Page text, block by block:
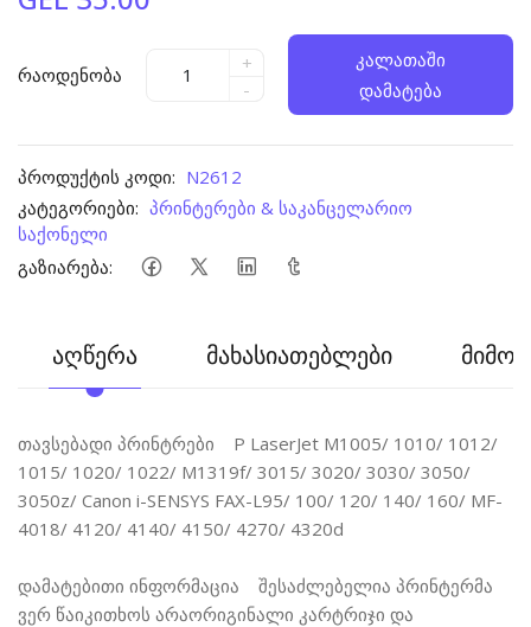
რაოდენობა
+
-
კალათაში
დამატება
პროდუქტის კოდი: N2612
კატეგორიები: პრინტერები & საკანცელარიო
საქონელი
გაზიარება:
აღწერა მახასიათებლები
თავსებადი პრინტრები P LaserJet M1005/ 1010/ 1012/
1015/ 1020/ 1022/ M1319f/ 3015/ 3020/ 3030/ 3050/
3050z/ Canon i-SENSYS FAX-L95/ 100/ 120/ 140/ 160/ MF-
4018/ 4120/ 4140/ 4150/ 4270/ 4320d
დამატებითი ინფორმაცია შესაძლებელია პრინტერმა
ვერ წაიკითხოს არაორიგინალი კარტრიჯი და